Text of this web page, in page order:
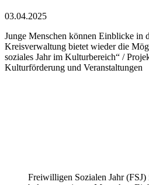
03.04.2025
Junge Menschen können Einblicke in
Kreisverwaltung bietet wieder die
soziales Jahr im Kulturbereich“ /
Kulturförderung und Veranstaltungen
Freiwilligen Sozialen Jahr